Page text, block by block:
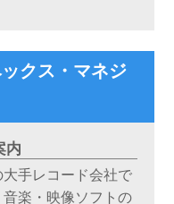
クス・マネジ
内
大手レコード会社で
音楽・映像ソフトの